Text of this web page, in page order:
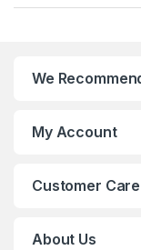
We
My Account
Customer Care
About Us